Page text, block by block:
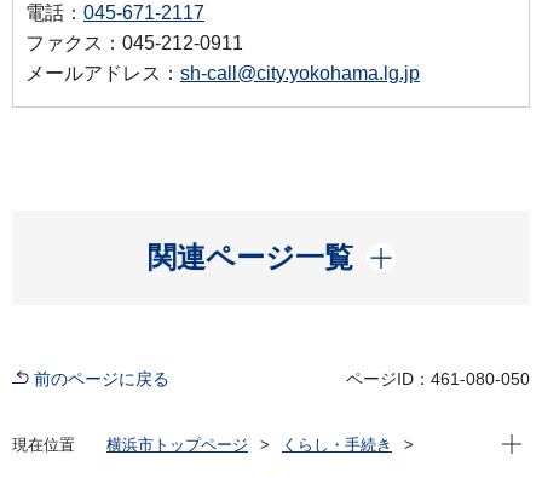
電話： 045-671-2117
ファクス：045-212-0911
メールアドレス： sh-call@city.yokohama.lg.jp
関連ページ一覧
開く
前のページに戻る ページID：461-080-050
現在位置 横浜市トップページ
くらし・手続き
現在